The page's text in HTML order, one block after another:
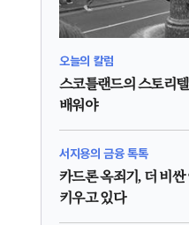
오늘의 칼럼
스코틀랜드의 스토리
배워야
서지용의 금융 톡톡
카드론 옥죄기, 더 비싼
키우고 있다